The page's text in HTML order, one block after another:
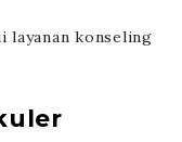
layanan konseling